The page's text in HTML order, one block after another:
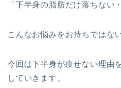
「下半身の脂肪だけ落ちない
こんなお悩みをお持ちではな
今回は下半身が痩せない理由
していきます。